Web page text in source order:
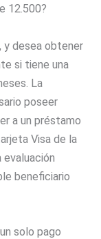
12.500?
y desea obtener
si tiene una
La
poseer
a un préstamo
Visa de la
evaluación
beneficiario
solo pago